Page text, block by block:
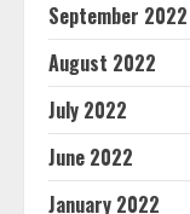
September 2022
August 2022
July 2022
June 2022
January 2022